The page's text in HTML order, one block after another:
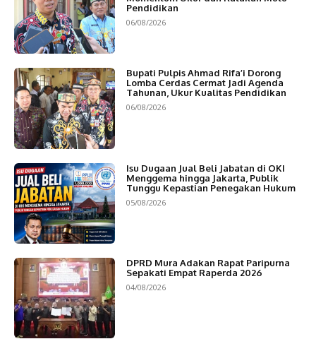
Pendidikan
06/08/2026
Bupati Pulpis Ahmad Rifa’i Dorong
Lomba Cerdas Cermat Jadi Agenda
Tahunan, Ukur Kualitas Pendidikan
06/08/2026
Isu Dugaan Jual Beli Jabatan di OKI
Menggema hingga Jakarta, Publik
Tunggu Kepastian Penegakan Hukum
05/08/2026
DPRD Mura Adakan Rapat Paripurna
Sepakati Empat Raperda 2026
04/08/2026